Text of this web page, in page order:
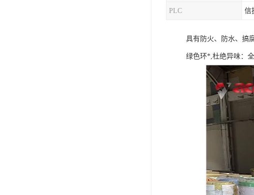
PLC 信
具有防火、防水、搞
绿色环*,杜绝异味：